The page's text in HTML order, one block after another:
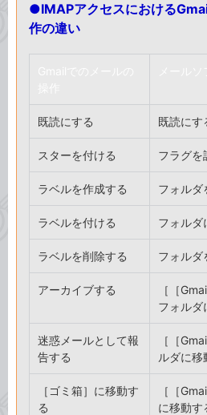
●IMAPアクセスにおける
作の違い
既読にする 既読にす
スターを付ける フラグを
ラベルを作成する フォルダ
ラベルを付ける フォルダ
ラベルを削除する フォルダ
アーカイブする
［［
フォルダ
迷惑メールとして報
告する
［［
ルダに移
［ゴミ箱］に移動す
る
［［
に移動す